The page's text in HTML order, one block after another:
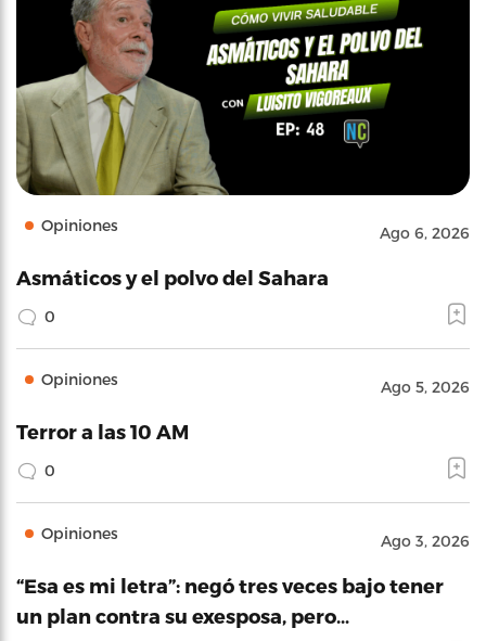
Opiniones Ago 6, 2026
Asmáticos y el polvo del Sahara
0
Opiniones Ago 5, 2026
Terror a las 10 AM
0
Opiniones Ago 3, 2026
“Esa es mi letra”: negó tres veces bajo tener
un plan contra su exesposa, pero…